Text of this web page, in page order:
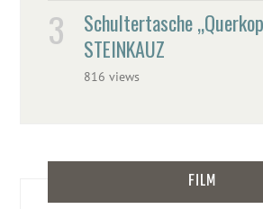
Schultertasche
STEINKAUZ
816 views
FILM